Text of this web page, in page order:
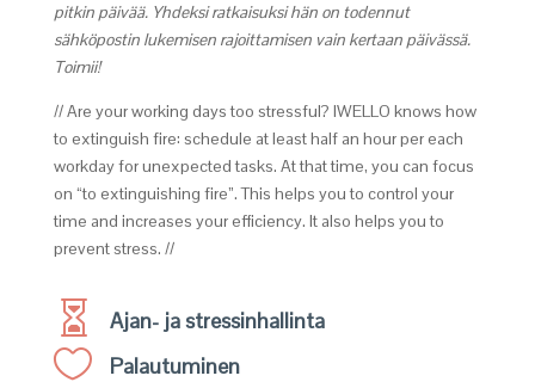
pitkin päivää. Yhdeksi ratkaisuksi hän on todennut
sähköpostin lukemisen rajoittamisen vain kertaan päivässä.
Toimii!
// Are your working days too stressful? IWELLO knows how
to extinguish fire: schedule at least half an hour per each
workday for unexpected tasks. At that time, you can focus
on “to extinguishing fire”. This helps you to control your
time and increases your efficiency. It also helps you to
prevent stress. //
 Ajan- ja stressinhallinta
 Palautuminen